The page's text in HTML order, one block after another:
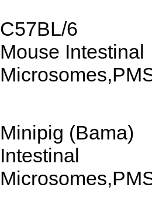
C57BL/6
Mouse Intestinal
Minipig (Bama)
Intestinal